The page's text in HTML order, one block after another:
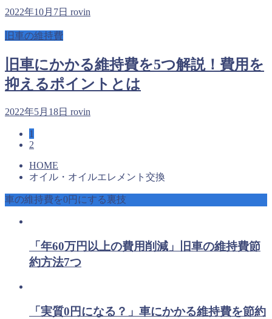
2022年10月7日 rovin
旧車の維持費
旧車にかかる維持費を5つ解説！費用を
抑えるポイントとは
2022年5月18日 rovin
1
2
HOME
オイル・オイルエレメント交換
車の維持費を0円にする裏技
「年60万円以上の費用削減」旧車の維持費節
約方法7つ
「実質0円になる？」車にかかる維持費を節約